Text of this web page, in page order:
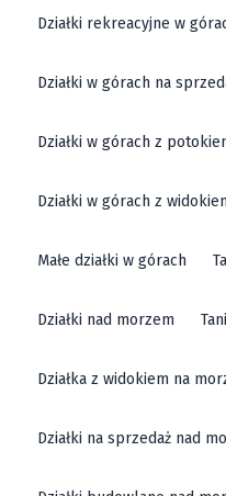
Działki rekreacyjne w
Działki w górach na
Działki w górach z
Działki w górach z
Małe działki w górach
Działki nad morzem
Działka z widokiem na
Działki na sprzedaż nad